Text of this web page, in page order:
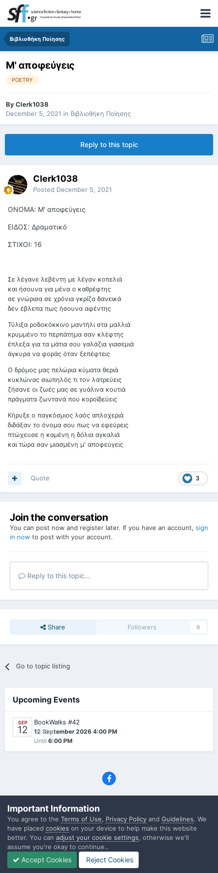
Βιβλιοθήκη Ποίησης
Μ' αποφεύγεις
POETRY
ByClerk1038
December 5, 2021 in Βιβλιοθήκη Ποίησης
Reply to this topic
Clerk1038
Posted December 5, 2021
ΟΝΟΜΑ: Μ' αποφεύγεις
ΕΙΔΟΣ: Δραματικό
ΣΤΙΧΟΙ: 16
Σε λέγανε λεβέντη με λέγαν κοπελιά
και ήσουνα για μένα ο καθρέφτης
σε γνώρισα σε χρόνια γκρίζα δανεικά
δεν έβλεπα πως ήσουνα αφέντης
Τύλιξα ροδοκόκκινο μαντήλι στα μαλλιά
κρυμμένο το περπάτημα σαν κλέφτης
έπλεξα για τα μάτια σου γαλάζια γιασεμιά
άγκυρα να φοράς όταν ξεπέφτεις
Ο δρόμος μας πελώρια κύματα θεριά
κυκλώνας σιωπηλός τι τον λατρεύεις
ζήσανε οι ζωές μας σε γυάλινα κουτιά
πράγματα ζωντανά που κοροϊδεύεις
Κήρυξε ο παγκόσμιος λαός απλοχεριά
διδάξαν το όνομα σου πως να εφεύρεις
πτώχευσε η καμένη η δόλια αγκαλιά
και τώρα σαν μιασμένη μ' αποφεύγεις
3
Quote
Join the conversation
You can post now and register later. If you have an account, sign
in now to post with your account.
Reply to this topic...
Share Followers 0
Go to topic listing
Upcoming Events
SEP
12 0
BookWalks #42
12 September 2026 4:00 PM
Until 6:00 PM
(C) SFF.gr, All rights reserved
Powered by Invision Community
Important Information
You agree to the Terms of Use, Privacy Policy and Guidelines. We
have placed cookies on your device to help make this website
better. You can adjust your cookie settings, otherwise we'll
assume you're okay to continue..
Accept Cookies Reject Cookies